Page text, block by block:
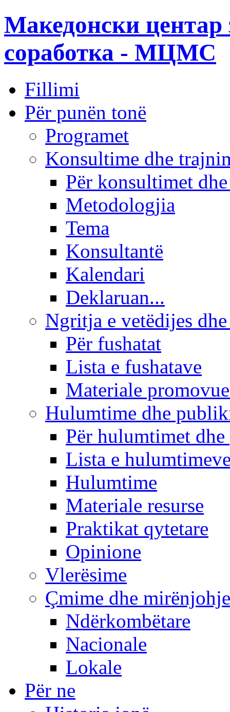
Македонски центар
соработка - МЦМС
Fillimi
Për punën tonë
Programet
Konsultime dhe
Për konsultimet
Metodologjia
Tema
Konsultantë
Kalendari
Deklaruan...
Ngritja e vetëdijes
Për fushatat
Lista e fushatave
Materiale
Hulumtime dhe
Për hulumtimet
Lista e
Hulumtime
Materiale resurse
Praktikat qytetare
Opinione
Vlerësime
Çmime dhe mirënjohje
Ndërkombëtare
Nacionale
Lokale
Për ne